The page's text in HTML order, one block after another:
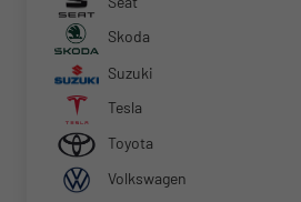
Skoda
Suzuki
Tesla
Toyota
Volkswagen